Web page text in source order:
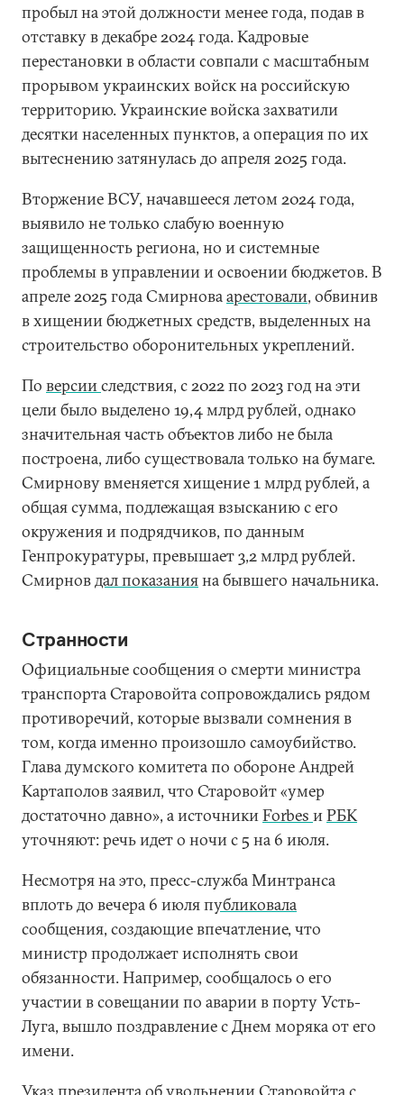
пробыл на этой должности менее года, подав в
отставку в декабре 2024 года. Кадровые
перестановки в области совпали с масштабным
прорывом украинских войск на российскую
территорию. Украинские войска захватили
десятки населенных пунктов, а операция по их
вытеснению затянулась до апреля 2025 года.
Вторжение ВСУ, начавшееся летом 2024 года,
выявило не только слабую военную
защищенность региона, но и системные
проблемы в управлении и освоении бюджетов. В
апреле 2025 года Смирноваарестовали, обвинив
в хищении бюджетных средств, выделенных на
строительство оборонительных укреплений.
По версииследствия, с 2022 по 2023 год на эти
цели было выделено 19,4 млрд рублей, однако
значительная часть объектов либо не была
построена, либо существовала только на бумаге.
Смирнову вменяется хищение 1 млрд рублей, а
общая сумма, подлежащая взысканию с его
окружения и подрядчиков, по данным
Генпрокуратуры, превышает 3,2 млрд рублей.
Смирновдал показанияна бывшего начальника.
Странности
Официальные сообщения о смерти министра
транспорта Старовойта сопровождались рядом
противоречий, которые вызвали сомнения в
том, когда именно произошло самоубийство.
Глава думского комитета по обороне Андрей
Картаполов заявил, что Старовойт «умер
достаточно давно», а источникиForbes иРБК
уточняют: речь идет о ночи с 5 на 6 июля.
Несмотря на это, пресс-служба Минтранса
вплоть до вечера 6 июля публиковала
сообщения, создающие впечатление, что
министр продолжает исполнять свои
обязанности. Например, сообщалось о его
участии в совещании по аварии в порту Усть-
Луга, вышло поздравление с Днем моряка от его
имени.